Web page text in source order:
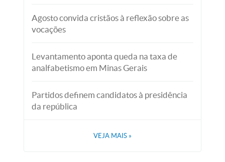
Agosto convida cristãos à reflexão sobre as
vocações
Levantamento aponta queda na taxa de
analfabetismo em Minas Gerais
Partidos definem candidatos à presidência
da república
VEJA MAIS »